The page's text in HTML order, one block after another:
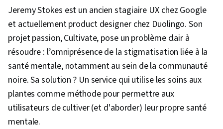
Jeremy Stokes est un ancien stagiaire UX chez Google
et actuellement product designer chez Duolingo. Son
projet passion, Cultivate, pose un problème clair à
résoudre : l’omniprésence de la stigmatisation liée à la
santé mentale, notamment au sein de la communauté
noire. Sa solution ? Un service qui utilise les soins aux
plantes comme méthode pour permettre aux
utilisateurs de cultiver (et d'aborder) leur propre santé
mentale.